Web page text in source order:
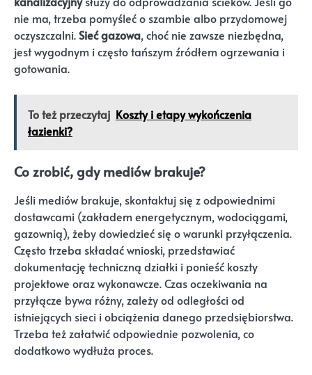
nie ma, trzeba pomyśleć o szambie albo przydomowej
oczyszczalni.Sieć gazowa, choć nie zawsze niezbędna,
jest wygodnym i często tańszym źródłem ogrzewania i
gotowania.
To też przeczytaj Koszty i etapy wykończenia
łazienki?
Co zrobić, gdy mediów brakuje?
Jeśli mediów brakuje, skontaktuj się z odpowiednimi
dostawcami (zakładem energetycznym, wodociągami,
gazownią), żeby dowiedzieć się o warunki przyłączenia.
Często trzeba składać wnioski, przedstawiać
dokumentację techniczną działki i ponieść koszty
projektowe oraz wykonawcze. Czas oczekiwania na
przyłącze bywa różny, zależy od odległości od
istniejących sieci i obciążenia danego przedsiębiorstwa.
Trzeba też załatwić odpowiednie pozwolenia, co
dodatkowo wydłuża proces.